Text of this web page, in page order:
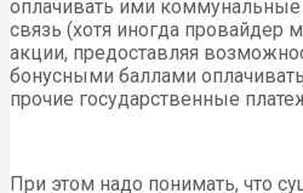
оплачивать ими
связь (хотя иногда провайдер
акции, предоставляя
бонусными баллами
прочие государственные
При этом надо понимать, что